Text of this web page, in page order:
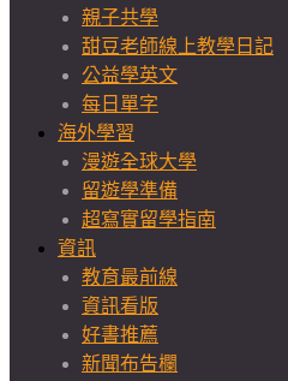
親子共學
甜豆老師線上教學日記
公益學英文
每日單字
海外學習
漫遊全球大學
留遊學準備
超寫實留學指南
資訊
教育最前線
資訊看版
好書推薦
新聞布告欄